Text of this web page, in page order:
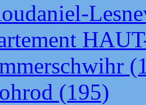
(195)